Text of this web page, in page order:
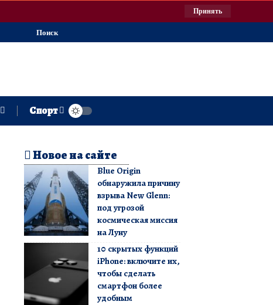
Принять
Поиск
Спорт
Новое на сайте
Blue Origin
обнаружила причину
взрыва New Glenn:
под угрозой
космическая миссия
на Луну
10 скрытых функций
iPhone: включите их,
чтобы сделать
смартфон более
удобным